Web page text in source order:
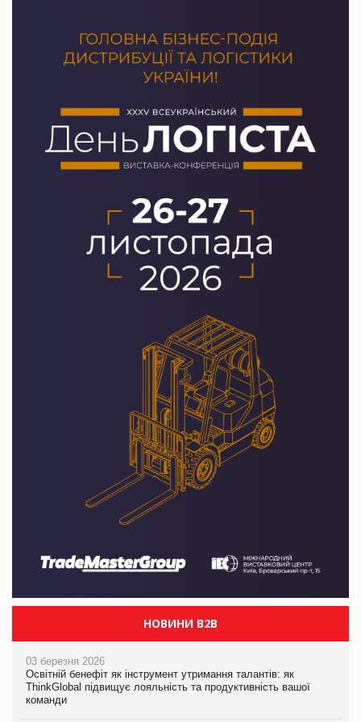
НОВИНИ B2B
03 березня 2026
Освітній бенефіт як інструмент утримання талантів: як
ThinkGlobal підвищує лояльність та продуктивність вашої
команди